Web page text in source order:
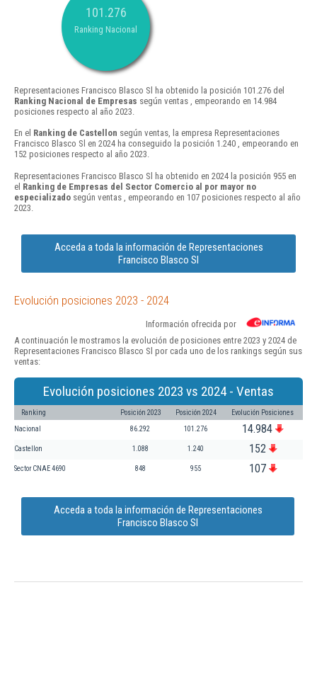
101.276
Ranking Nacional
Representaciones Francisco Blasco Sl ha obtenido la posición 101.276 del
Ranking Nacional de Empresas según ventas , empeorando en 14.984
posiciones respecto al año 2023.
En el Ranking de Castellon según ventas, la empresa Representaciones
Francisco Blasco Sl en 2024 ha conseguido la posición 1.240 , empeorando en
152 posiciones respecto al año 2023.
Representaciones Francisco Blasco Sl ha obtenido en 2024 la posición 955 en
el Ranking de Empresas del Sector Comercio al por mayor no
especializado según ventas , empeorando en 107 posiciones respecto al año
2023.
Acceda a toda la información de Representaciones
Francisco Blasco Sl
Evolución posiciones 2023 - 2024
Información ofrecida por
A continuación le mostramos la evolución de posiciones entre 2023 y 2024 de
Representaciones Francisco Blasco Sl por cada uno de los rankings según sus
ventas:
Evolución posiciones 2023 vs 2024 - Ventas
Ranking Posición 2023 Posición 2024 Evolución Posiciones
Nacional 86.292 101.276 14.984
Castellon 1.088 1.240 152
Sector CNAE 4690 848 955 107
Acceda a toda la información de Representaciones
Francisco Blasco Sl